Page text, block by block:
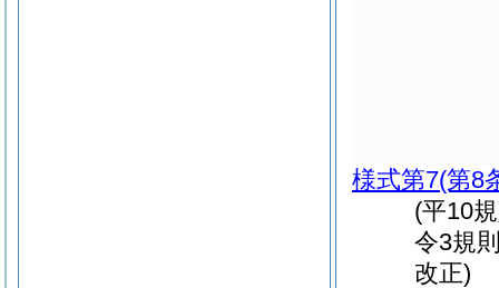
様式第7(第8
(平10
令3規
改正)